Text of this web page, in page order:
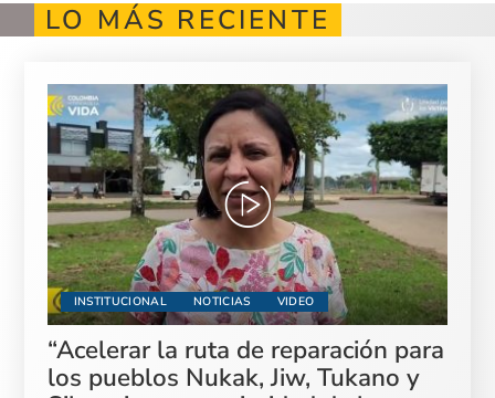
LO MÁS RECIENTE
INSTITUCIONAL NOTICIAS VIDEO
“Acelerar la ruta de reparación para
los pueblos Nukak, Jiw, Tukano y